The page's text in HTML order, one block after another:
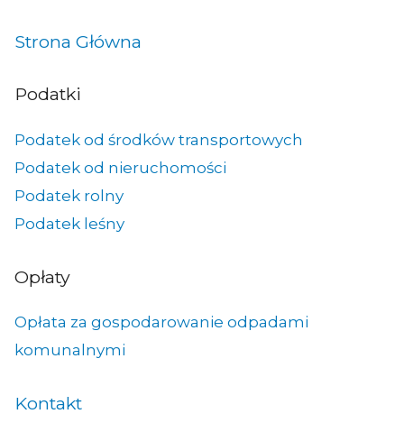
Strona Główna
Podatki
Podatek od środków transportowych
Podatek od nieruchomości
Podatek rolny
Podatek leśny
Opłaty
Opłata za gospodarowanie odpadami
komunalnymi
Kontakt